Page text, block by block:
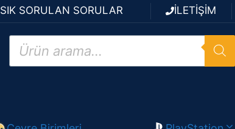
SIK SORULAN SORULAR İLETİŞİM
Products
search